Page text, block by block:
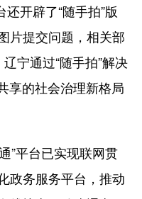
开辟了“随手拍”版
片提交问题，相关部
宁通过“随手拍”解决
享的社会治理新格局
平台已实现联网贯
政务服务平台，推动